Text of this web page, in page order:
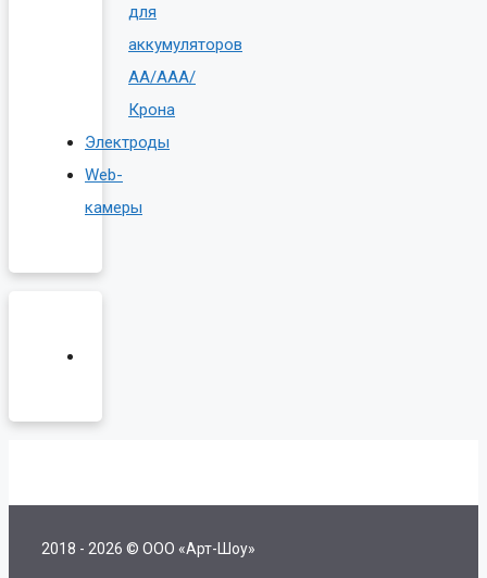
для
аккумуляторов
AA/AAA/
Крона
Электроды
Web-
камеры
2018 - 2026 © ООО «Арт-Шоу»